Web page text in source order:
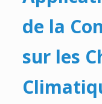
de la
sur les